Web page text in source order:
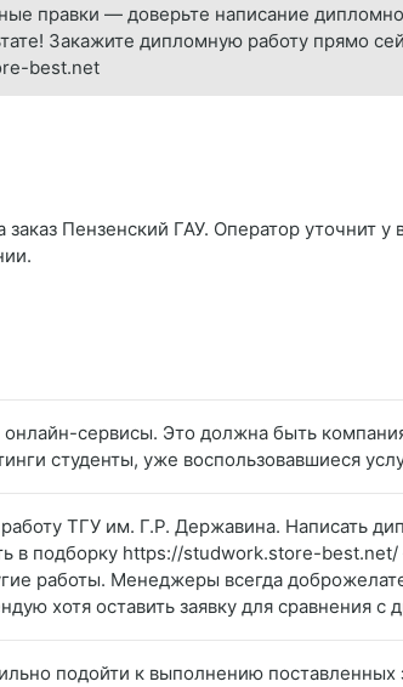
правки — доверьте написание
Закажите дипломную работу прямо
best.net
Пензенский ГАУ. Оператор уточнит
сервисы. Это должна быть
студенты, уже воспользовавшиеся
ТГУ им. Г.Р. Державина. Написать
в подборку https://studwork.store-
работы. Менеджеры всегда
хотя оставить заявку для сравнения с
подойти к выполнению поставленных